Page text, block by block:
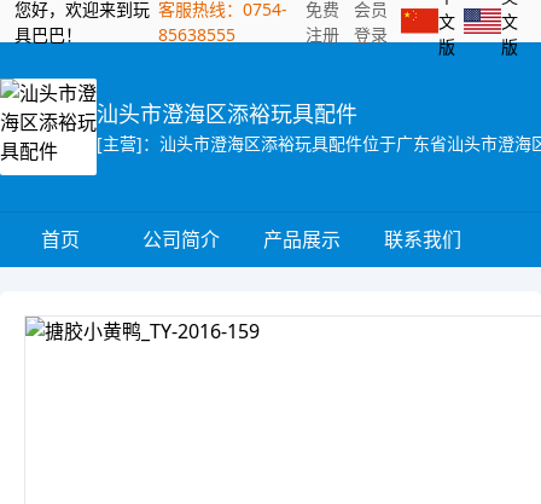
您好，欢迎来到玩
具巴巴！
客服热线：0754-
85638555
免费
注册
会员
登录
文
版
文
版
汕头市澄海区添裕玩具配件
首页 公司简介 产品展示 联系我们